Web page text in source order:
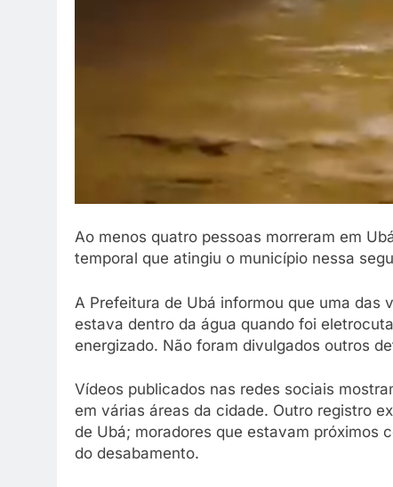
Ao menos quatro pessoas morreram em
temporal que atingiu o município nessa
A Prefeitura de Ubá informou que uma das
estava dentro da água quando foi
energizado. Não foram divulgados outros
Vídeos publicados nas redes sociais
em várias áreas da cidade. Outro registro
de Ubá; moradores que estavam próximos
do desabamento.